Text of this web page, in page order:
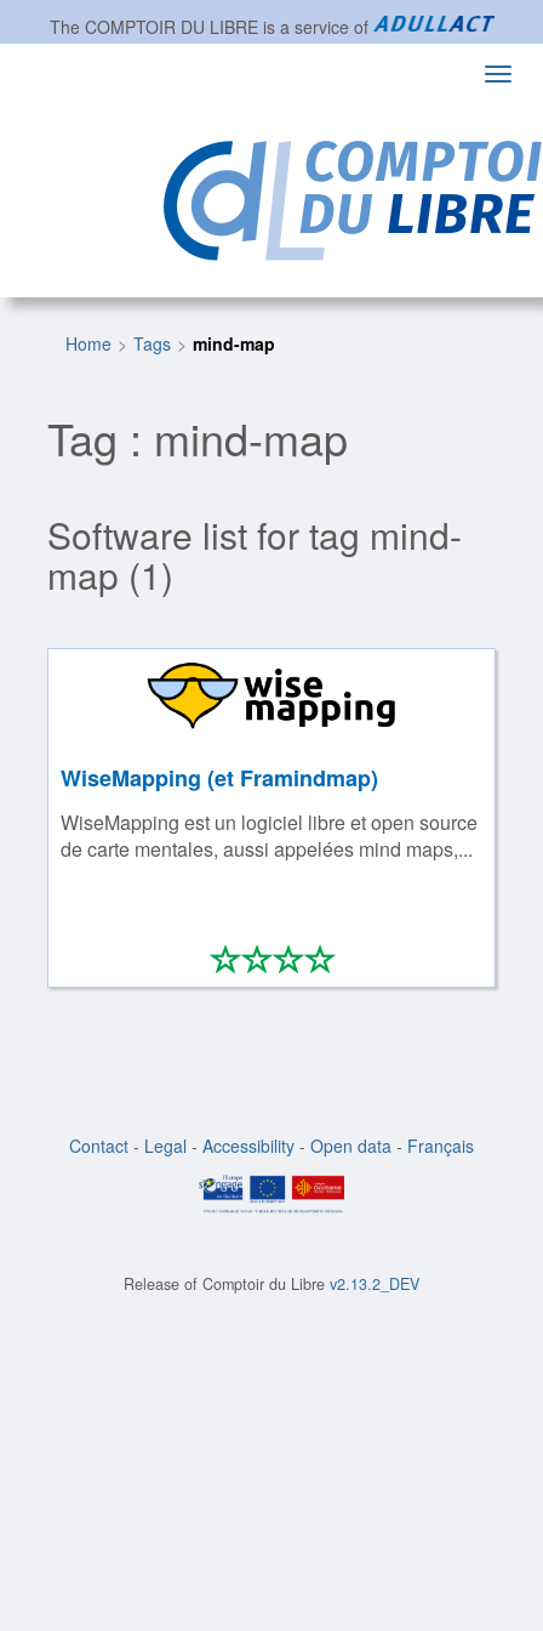
The COMPTOIR DU LIBREis a service of
Home Tags mind-map
Tag : mind-map
Software list for tag mind-
map (1)
WiseMapping (et Framindmap)
WiseMapping est un logiciel libre et open source
de carte mentales, aussi appelées mind maps,...
****
0/4
Contact - Legal - Accessibility - Open data - Français
Release of Comptoir du Libre v2.13.2_DEV